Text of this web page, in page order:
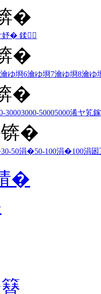
�
妤� 鍒
�
ゆ埛6瀹ゆ埛7瀹ゆ埛8瀹ゆ
�
30003000-50005000浠ヤ笂
锛�
30-50涓�50-100涓�100涓
�